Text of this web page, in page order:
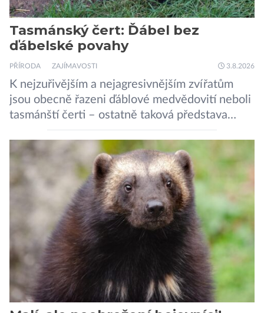
Tasmánský čert: Ďábel bez
ďábelské povahy
PŘÍRODA ZAJÍMAVOSTI 3.8.2026
K nejzuřivějším a nejagresivnějším zvířatům
jsou obecně řazeni ďáblové medvědovití neboli
tasmánští čerti – ostatně taková představa
vyplývá i z jejich názvu. Tito největší draví
vačnatci, vyskytující se dnes již výhradně na
ostrově Tasmánie, si však takovou nálepku
vůbec nezaslouží. Fakticky se totiž spíše než o
zákeřné a nebezpečné vzteklouny jedná o
plaché živočichy. Velikostně […]